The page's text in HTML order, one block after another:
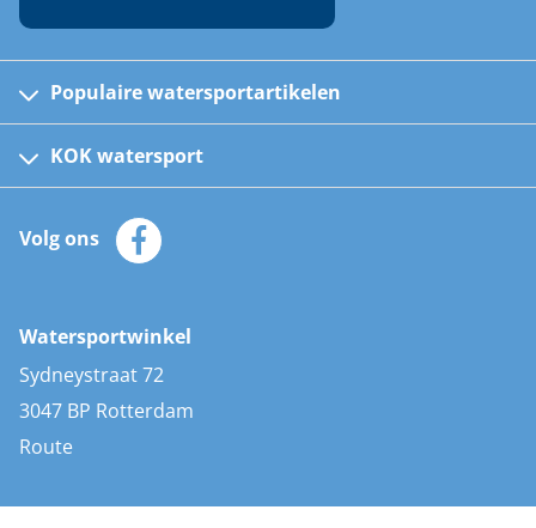
Populaire watersportartikelen
Kinder reddingsvesten
Automatische reddingsvesten
Zeilkleding
Zonnepanelen
AIS transponders
Stootwillen en fenders
Bootkussens
Zwemtrappen
KOK watersport
Klantenservice
Merken
Volg ons
Watersportwinkel
Sydneystraat 72
3047 BP Rotterdam
Route